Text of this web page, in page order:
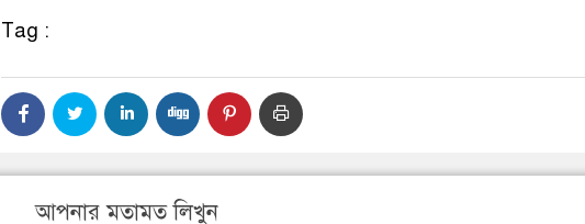
Tag :
আপনার মতামত লিখুন